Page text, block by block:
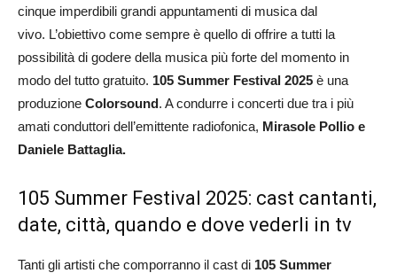
cinque imperdibili grandi appuntamenti di musica dal
vivo. L’obiettivo come sempre è quello di offrire a tutti la
possibilità di godere della musica più forte del momento in
modo del tutto gratuito. 105 Summer Festival 2025 è una
produzione Colorsound. A condurre i concerti due tra i più
amati conduttori dell’emittente radiofonica, Mirasole Pollio e
Daniele Battaglia.
105 Summer Festival 2025: cast cantanti,
date, città, quando e dove vederli in tv
Tanti gli artisti che comporranno il cast di 105 Summer